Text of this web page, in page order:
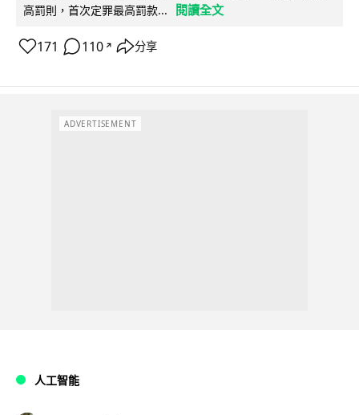
高罰則，首次定罪最高罰款...
閱讀全文
171 110 ↗ 分享
ADVERTISEMENT
人工智能